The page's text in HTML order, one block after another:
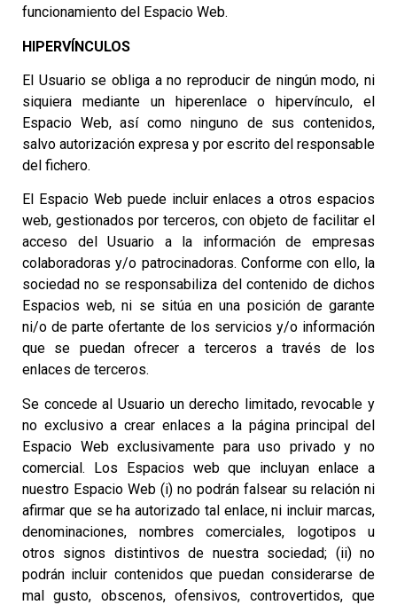
funcionamiento del Espacio Web.
HIPERVÍNCULOS
El Usuario se obliga a no reproducir de ningún modo, ni
siquiera mediante un hiperenlace o hipervínculo, el
Espacio Web, así como ninguno de sus contenidos,
salvo autorización expresa y por escrito del responsable
del fichero.
El Espacio Web puede incluir enlaces a otros espacios
web, gestionados por terceros, con objeto de facilitar el
acceso del Usuario a la información de empresas
colaboradoras y/o patrocinadoras. Conforme con ello, la
sociedad no se responsabiliza del contenido de dichos
Espacios web, ni se sitúa en una posición de garante
ni/o de parte ofertante de los servicios y/o información
que se puedan ofrecer a terceros a través de los
enlaces de terceros.
Se concede al Usuario un derecho limitado, revocable y
no exclusivo a crear enlaces a la página principal del
Espacio Web exclusivamente para uso privado y no
comercial. Los Espacios web que incluyan enlace a
nuestro Espacio Web (i) no podrán falsear su relación ni
afirmar que se ha autorizado tal enlace, ni incluir marcas,
denominaciones, nombres comerciales, logotipos u
otros signos distintivos de nuestra sociedad; (ii) no
podrán incluir contenidos que puedan considerarse de
mal gusto, obscenos, ofensivos, controvertidos, que